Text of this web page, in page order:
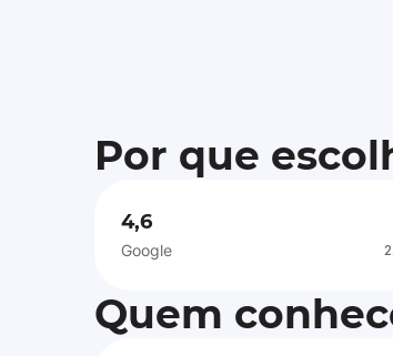
Por que
4,6
Google
Quem